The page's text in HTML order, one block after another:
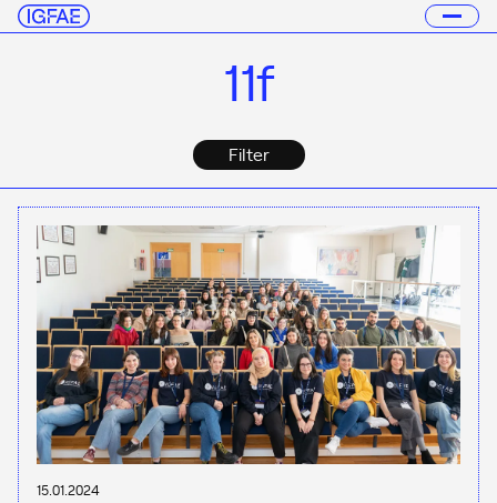
11f
Filter
15.01.2024